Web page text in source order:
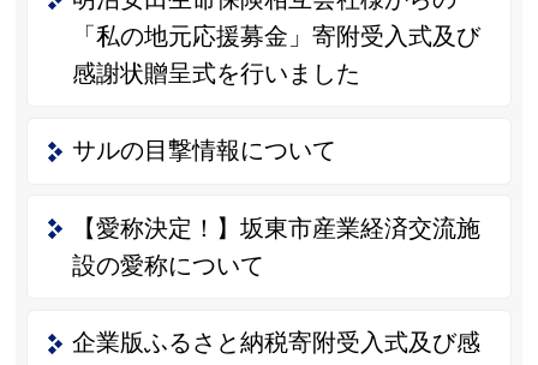
「私の地元応援募金」寄附受入式及び
感謝状贈呈式を行いました
サルの目撃情報について
【愛称決定！】坂東市産業経済交流施
設の愛称について
企業版ふるさと納税寄附受入式及び感